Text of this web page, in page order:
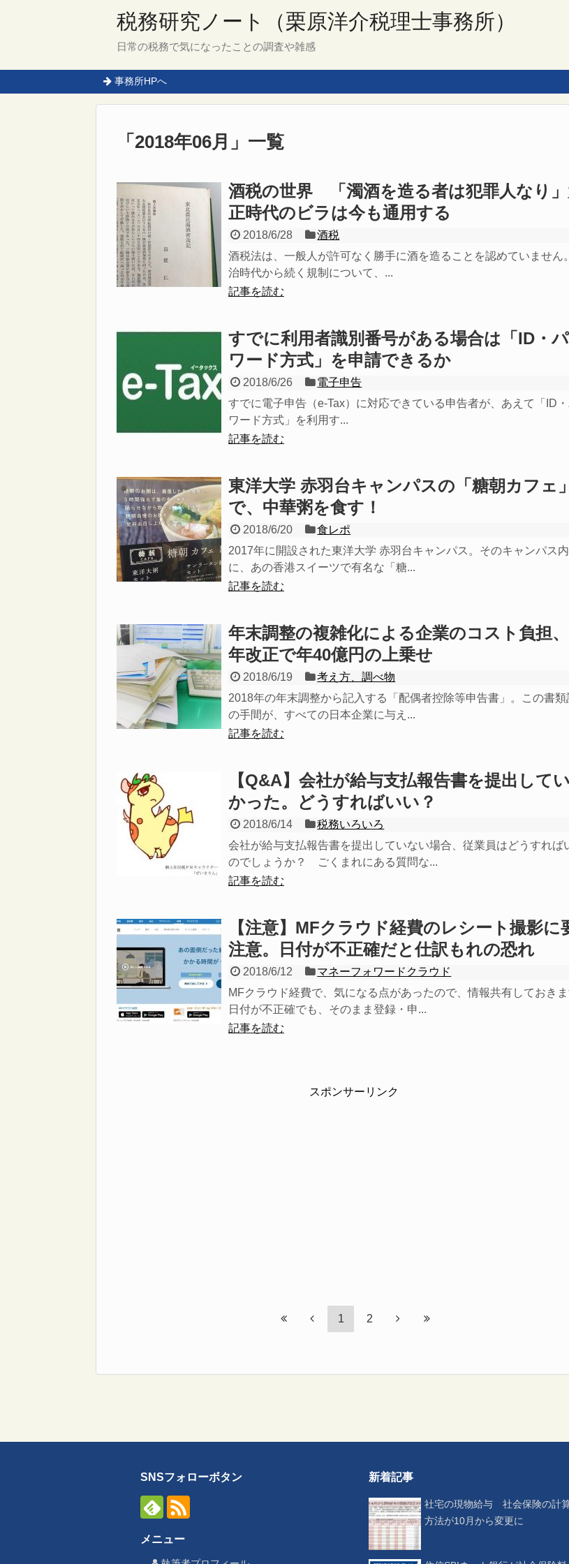
税務研究ノート（栗原洋介税理士事務所）
日常の税務で気になったことの調査や雑感
事務所HPへ
「 2018年06月 」 一覧
酒税の世界 「濁酒を造る者は犯罪人なり
正時代のビラは今も通用する
2018/6/28
酒税
酒税法は、一般人が許可なく勝手に酒を造ることを認めていません
治時代から続く規制について、...
記事を読む
すでに利用者識別番号がある場合は「ID・
ワード方式」を申請できるか
2018/6/26
電子申告
すでに電子申告（e-Tax）に対応できている申告者が、あえて「ID・
ワード方式」を利用す...
記事を読む
東洋大学 赤羽台キャンパスの「糖朝カフェ」
で、中華粥を食す！
2018/6/20
食レポ
2017年に開設された東洋大学 赤羽台キャンパス。そのキャンパス
に、あの香港スイーツで有名な「糖...
記事を読む
年末調整の複雑化による企業のコスト負担
年改正で年40億円の上乗せ
2018/6/19
考え方、調べ物
2018年の年末調整から記入する「配偶者控除等申告書」。この書類
の手間が、すべての日本企業に与え...
記事を読む
【Q&A】会社が給与支払報告書を提出して
かった。どうすればいい？
2018/6/14
税務いろいろ
会社が給与支払報告書を提出していない場合、従業員はどうすれば
のでしょうか？ ごくまれにある質問な...
記事を読む
【注意】MFクラウド経費のレシート撮影に
注意。日付が不正確だと仕訳もれの恐れ
2018/6/12
マネーフォワードクラウド
MFクラウド経費で、気になる点があったので、情報共有しておきま
日付が不正確でも、そのまま登録・申...
記事を読む
スポンサーリンク
1 2
SNSフォローボタン
メニュー
新着記事
社宅の現物給与 社会保険の計
方法が10月から変更に